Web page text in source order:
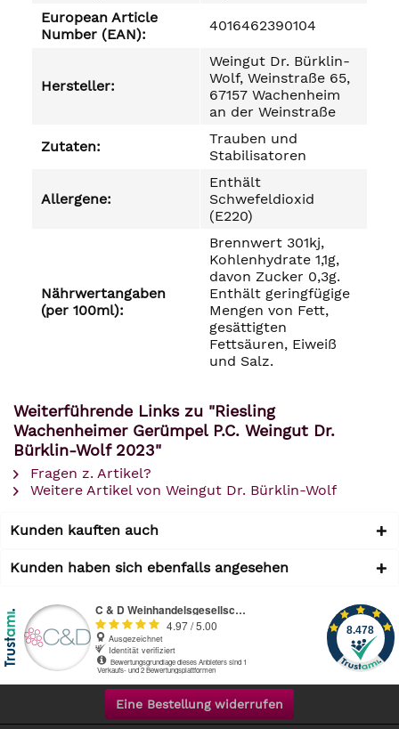
European Article
Number (EAN):
4016462390104
Hersteller:
Weingut Dr. Bürklin-
Wolf, Weinstraße 65,
67157 Wachenheim
an der Weinstraße
Zutaten:
Trauben und
Stabilisatoren
Allergene:
Enthält
Schwefeldioxid
(E220)
Nährwertangaben
(per 100ml):
Brennwert 301kj,
Kohlenhydrate 1,1g,
davon Zucker 0,3g.
Enthält geringfügige
Mengen von Fett,
gesättigten
Fettsäuren, Eiweiß
und Salz.
Weiterführende Links zu "Riesling
Wachenheimer Gerümpel P.C. Weingut Dr.
Bürklin-Wolf 2023"
Fragen z. Artikel?
Weitere Artikel von Weingut Dr. Bürklin-Wolf
Kunden kauften auch
Kunden haben sich ebenfalls angesehen
Eine Bestellung widerrufen